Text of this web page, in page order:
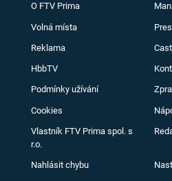
O FTV Prima
Volná místa
Reklama
HbbTV
Podmínky užívání
Cookies
Vlastník FTV Prima spol. s
r.o.
Nahlásit chybu